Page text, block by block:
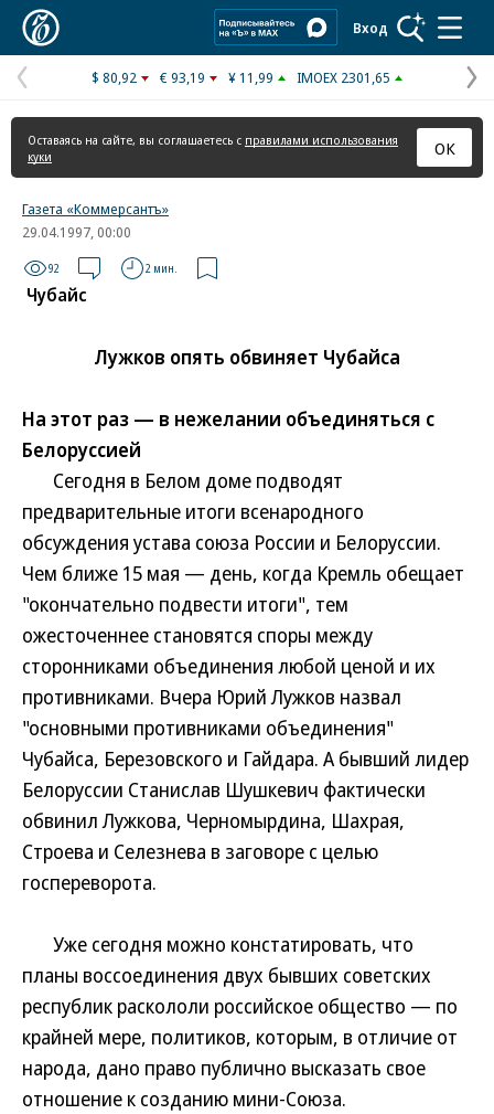
Вход
Предыдущая
страница
$ 80,92 € 93,19 ¥ 11,99 IMOEX 2301,65
Оставаясь на сайте, вы соглашаетесь с правилами использования
куки
ОК
Газета «Коммерсантъ»
29.04.1997, 00:00
92 2 мин.
Чубайс
Лужков опять обвиняет Чубайса
На этот раз — в нежелании объединяться с
Белоруссией
Сегодня в Белом доме подводят
предварительные итоги всенародного
обсуждения устава союза России и Белоруссии.
Чем ближе 15 мая — день, когда Кремль обещает
"окончательно подвести итоги", тем
ожесточеннее становятся споры между
сторонниками объединения любой ценой и их
противниками. Вчера Юрий Лужков назвал
"основными противниками объединения"
Чубайса, Березовского и Гайдара. А бывший лидер
Белоруссии Станислав Шушкевич фактически
обвинил Лужкова, Черномырдина, Шахрая,
Строева и Селезнева в заговоре с целью
госпереворота.
Уже сегодня можно констатировать, что
планы воссоединения двух бывших советских
республик раскололи российское общество — по
крайней мере, политиков, которым, в отличие от
народа, дано право публично высказать свое
отношение к созданию мини-Союза.